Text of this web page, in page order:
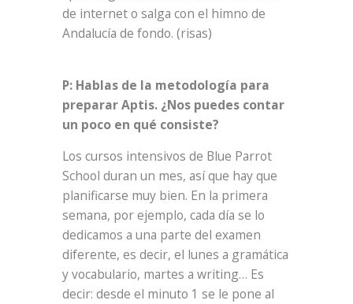
de internet o salga con el himno de
Andalucía de fondo. (risas)
P: Hablas de la metodología para
preparar Aptis. ¿Nos puedes contar
un poco en qué consiste?
Los cursos intensivos de Blue Parrot
School duran un mes, así que hay que
planificarse muy bien. En la primera
semana, por ejemplo, cada día se lo
dedicamos a una parte del examen
diferente, es decir, el lunes a gramática
y vocabulario, martes a writing… Es
decir: desde el minuto 1 se le pone al